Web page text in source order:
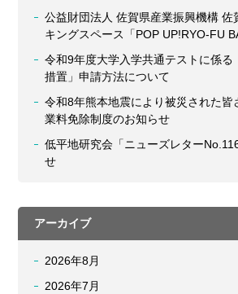
公益財団法人 佐賀県産業振興機構 佐
キングスペース「POP UP!RYO-FU
令和9年度大学入学共通テストに係る
措置」申請方法について
令和8年熊本地震により被災された皆
業料免除制度のお知らせ
低平地研究会「ニューズレター
せ
アーカイブ
2026年8月
2026年7月